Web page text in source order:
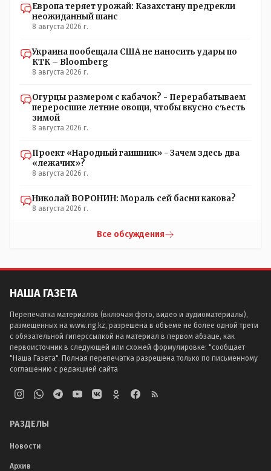
Европа теряет урожай: Казахстану предрекли
неожиданный шанс
8 августа 2026 г.
Украина пообещала США не наносить удары по
КТК – Bloomberg
8 августа 2026 г.
Огурцы размером с кабачок? - Перерабатываем
переросшие летние овощи, чтобы вкусно съесть
зимой
8 августа 2026 г.
Проект «Народный гаишник» - Зачем здесь два
«лежачих»?
8 августа 2026 г.
Николай ВОРОНИН: Мораль сей басни какова?
8 августа 2026 г.
Все обсуждения
НАША ГАЗЕТА
Перепечатка материалов (включая фото, видео и аудиоматериалы),
размещенных на www.ng.kz, разрешена в объеме не более одной трети
с обязательной гиперссылкой на материал в первом абзаце, как
первоисточник в следующей или схожей формулировке: "сообщает
"Наша Газета". Полная перепечатка разрешена только по письменному
соглашению с редакцией сайта
РАЗДЕЛЫ
Новости
Архив